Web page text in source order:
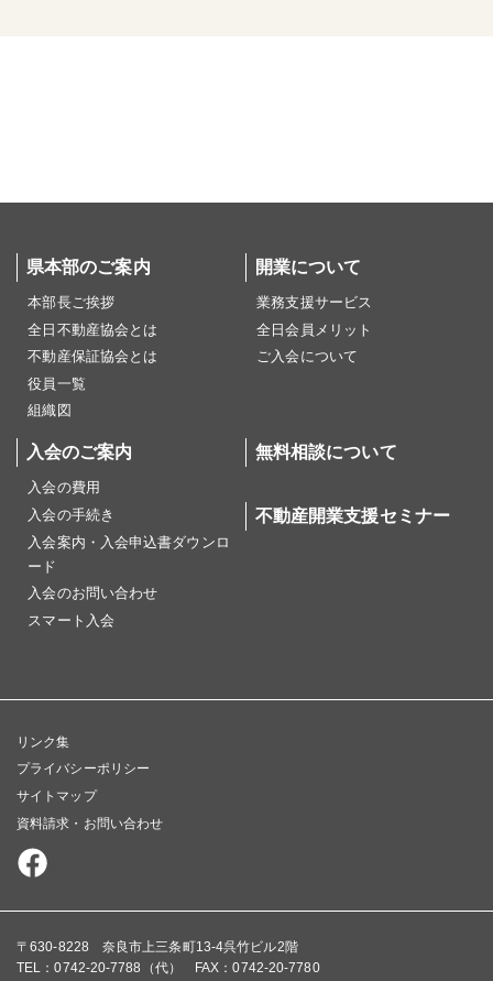
県本部のご案内
本部長ご挨拶
全日不動産協会とは
不動産保証協会とは
役員一覧
組織図
開業について
業務支援サービス
全日会員メリット
ご入会について
入会のご案内
入会の費用
入会の手続き
入会案内・入会申込書ダウンロ
ード
入会のお問い合わせ
スマート入会
無料相談について
不動産開業支援セミナー
リンク集
プライバシーポリシー
サイトマップ
資料請求・お問い合わせ
〒630-8228 奈良市上三条町13-4呉竹ビル2階
TEL：0742-20-7788（代） FAX：0742-20-7780